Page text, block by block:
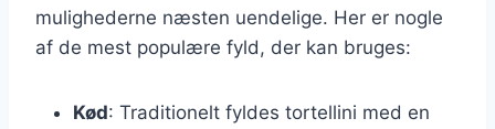
mulighederne næsten uendelige. Her er nogle
af de mest populære fyld, der kan bruges:
Kød: Traditionelt fyldes tortellini med en